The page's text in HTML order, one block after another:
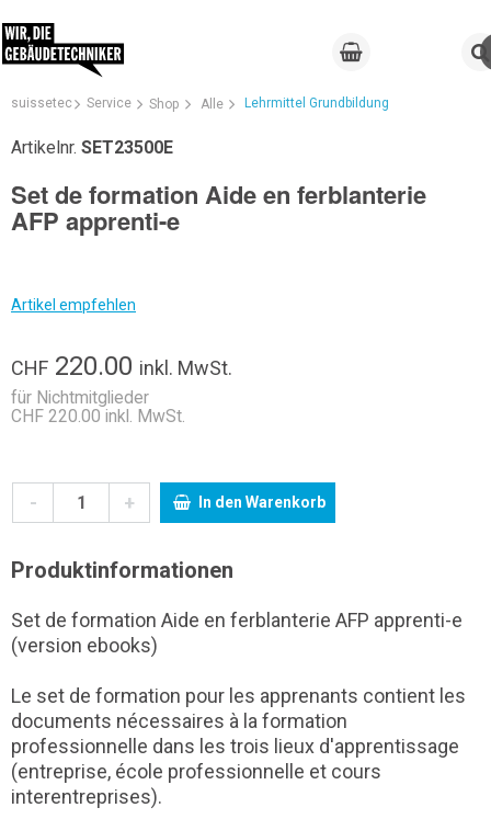
suissetec Service Shop Alle Lehrmittel Grundbildung
Artikelnr. SET23500E
Set de formation Aide en ferblanterie
AFP apprenti-e
Artikel empfehlen
CHF 220.00 inkl. MwSt.
für Nichtmitglieder
CHF 220.00 inkl. MwSt.
- + In den Warenkorb
Produktinformationen
Set de formation Aide en ferblanterie AFP apprenti-e
(version ebooks)
Le set de formation pour les apprenants contient les
documents nécessaires à la formation
professionnelle dans les trois lieux d'apprentissage
(entreprise, école professionnelle et cours
interentreprises).